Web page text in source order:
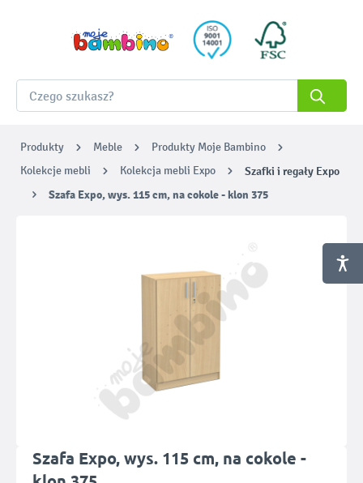
Produkty Meble
Produkty Moje Bambino
Kolekcje mebli
Kolekcja mebli Expo
Szafki i regały Expo
Szafa Expo, wys. 115 cm, na cokole - klon 375
Szafa Expo, wys. 115 cm, na cokole -